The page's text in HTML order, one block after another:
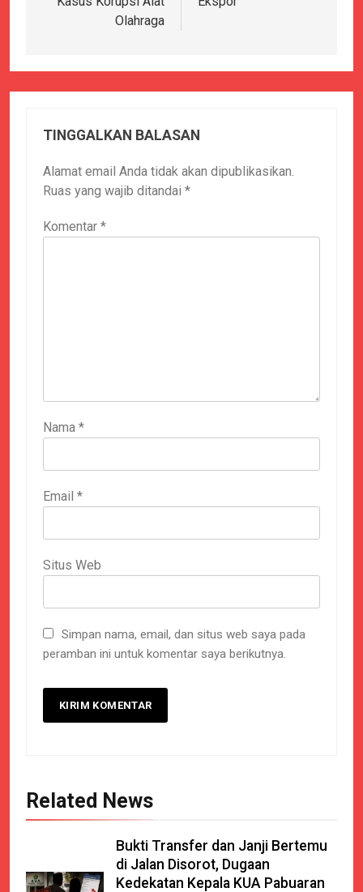
Olahraga
TINGGALKAN BALASAN
Alamat email Anda tidak akan dipublikasikan.
Ruas yang wajib ditandai *
Komentar *
Nama *
Email *
Situs Web
Simpan nama, email, dan situs web saya pada
peramban ini untuk komentar saya berikutnya.
Related News
Bukti Transfer dan Janji Bertemu
di Jalan Disorot, Dugaan
Kedekatan Kepala KUA Pabuaran